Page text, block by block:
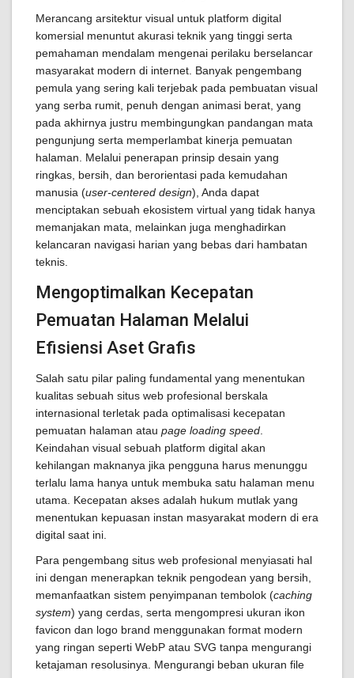
Merancang arsitektur visual untuk platform digital
komersial menuntut akurasi teknik yang tinggi serta
pemahaman mendalam mengenai perilaku berselancar
masyarakat modern di internet. Banyak pengembang
pemula yang sering kali terjebak pada pembuatan visual
yang serba rumit, penuh dengan animasi berat, yang
pada akhirnya justru membingungkan pandangan mata
pengunjung serta memperlambat kinerja pemuatan
halaman. Melalui penerapan prinsip desain yang
ringkas, bersih, dan berorientasi pada kemudahan
manusia (user-centered design), Anda dapat
menciptakan sebuah ekosistem virtual yang tidak hanya
memanjakan mata, melainkan juga menghadirkan
kelancaran navigasi harian yang bebas dari hambatan
teknis.
Mengoptimalkan Kecepatan
Pemuatan Halaman Melalui
Efisiensi Aset Grafis
Salah satu pilar paling fundamental yang menentukan
kualitas sebuah situs web profesional berskala
internasional terletak pada optimalisasi kecepatan
pemuatan halaman atau page loading speed
Keindahan visual sebuah platform digital akan
kehilangan maknanya jika pengguna harus menunggu
terlalu lama hanya untuk membuka satu halaman menu
utama. Kecepatan akses adalah hukum mutlak yang
menentukan kepuasan instan masyarakat modern di era
digital saat ini.
Para pengembang situs web profesional menyiasati hal
ini dengan menerapkan teknik pengodean yang bersih,
memanfaatkan sistem penyimpanan tembolok (caching
system) yang cerdas, serta mengompresi ukuran ikon
favicon dan logo brand menggunakan format modern
yang ringan seperti WebP atau SVG tanpa mengurangi
ketajaman resolusinya. Mengurangi beban ukuran file